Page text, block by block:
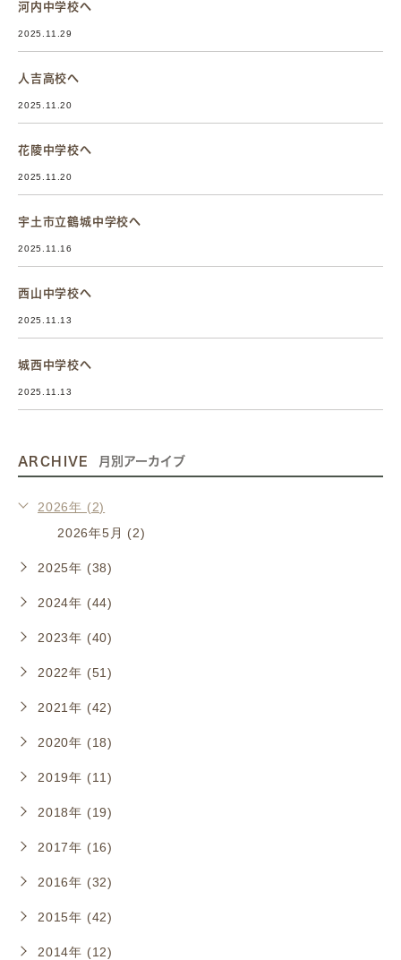
河内中学校へ
2025.11.29
人吉高校へ
2025.11.20
花陵中学校へ
2025.11.20
宇土市立鶴城中学校へ
2025.11.16
西山中学校へ
2025.11.13
城西中学校へ
2025.11.13
ARCHIVE 月別アーカイブ
2026年 (2)
2026年5月 (2)
2025年 (38)
2024年 (44)
2023年 (40)
2022年 (51)
2021年 (42)
2020年 (18)
2019年 (11)
2018年 (19)
2017年 (16)
2016年 (32)
2015年 (42)
2014年 (12)